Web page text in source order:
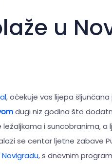
u
, očekuje vas lijepa
dugi niz godina što
i suncobranima,
se centar ljetne zabave
Novigradu, s dnevnim